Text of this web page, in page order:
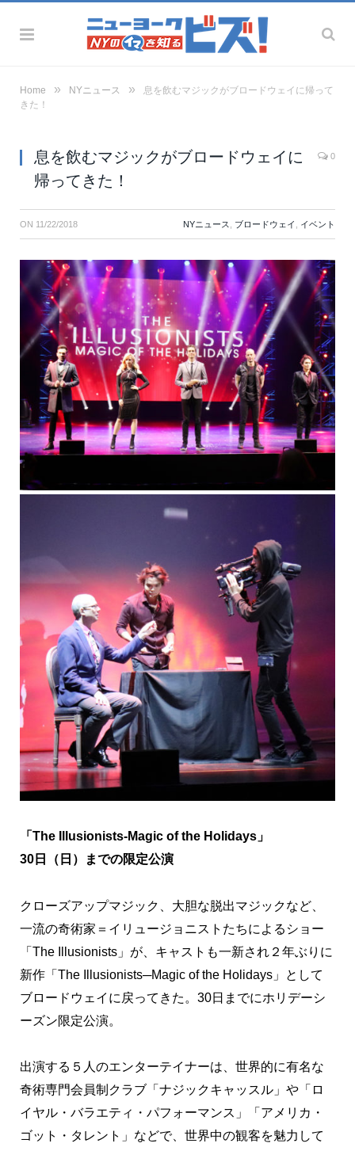
Home » NYニュース »
息を飲むマジックがブロードウェイに帰って
きた！
息を飲むマジックがブロードウェイに
帰ってきた！
0
ON 11/22/2018 NYニュース ブロードウェイ イベント
「The Illusionists-Magic of the Holidays」
30日（日）までの限定公演
クローズアップマジック、大胆な脱出マジックなど、
一流の奇術家＝イリュージョニストたちによるショー
「The Illusionists」が、キャストも一新され２年ぶりに
新作「The Illusionists─Magic of the Holidays」として
ブロードウェイに戻ってきた。30日までにホリデーシ
ーズン限定公演。
出演する５人のエンターテイナーは、世界的に有名な
奇術専門会員制クラブ「ナジックキャッスル」や「ロ
イヤル・バラエティ・パフォーマンス」「アメリカ・
ゴット・タレント」などで、世界中の観客を魅力して